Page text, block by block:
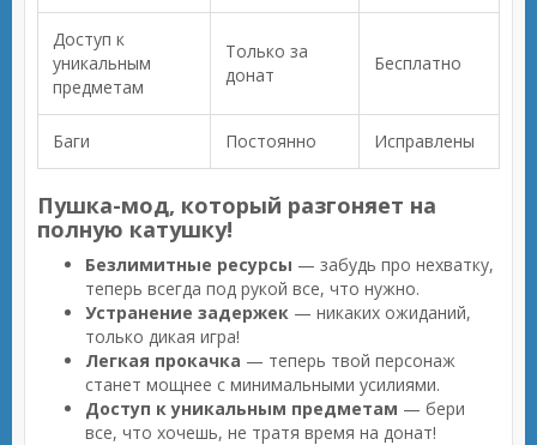
Доступ к
уникальным
предметам
Только за
донат
Бесплатно
Баги Постоянно Исправлены
Пушка-мод, который разгоняет на
полную катушку!
Безлимитные ресурсы — забудь про нехватку,
теперь всегда под рукой все, что нужно.
Устранение задержек — никаких ожиданий,
только дикая игра!
Легкая прокачка — теперь твой персонаж
станет мощнее с минимальными усилиями.
Доступ к уникальным предметам — бери
все, что хочешь, не тратя время на донат!